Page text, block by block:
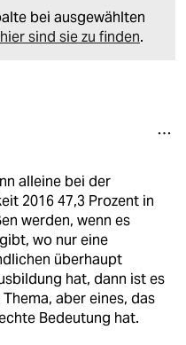
bei ausgewählten
hier sind sie zu finden.
alleine bei der
2016 47,3 Prozent in
werden, wenn es
wo nur eine
überhaupt
hat, dann ist es
aber eines, das
Bedeutung hat.